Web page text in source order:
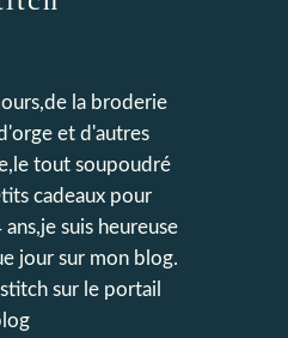
la broderie
et d'autres
tout soupoudré
cadeaux pour
suis heureuse
jour sur mon blog.
sur le portail